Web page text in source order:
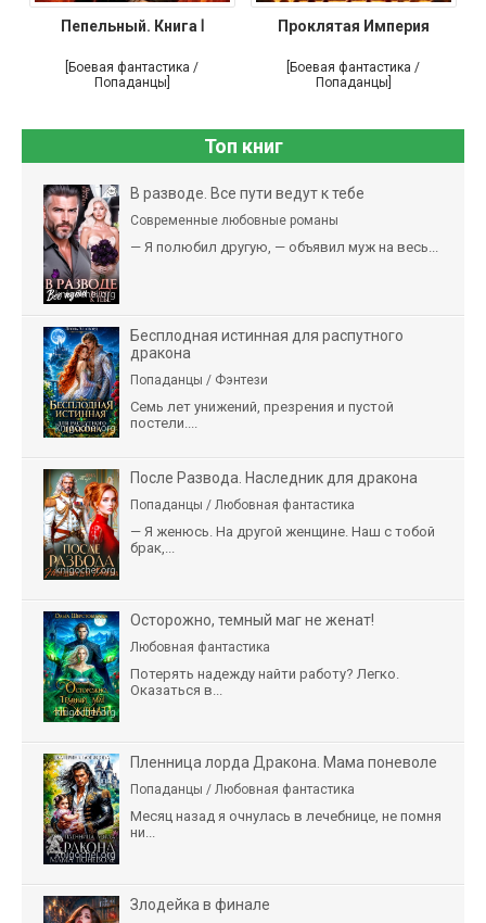
Пепельный. Книга Ⅰ
[Боевая фантастика /
Попаданцы]
Проклятая Империя
[Боевая фантастика /
Попаданцы]
Топ книг
В разводе. Все пути ведут к тебе
Современные любовные романы
— Я полюбил другую, — объявил муж на весь...
Бесплодная истинная для распутного
дракона
Попаданцы / Фэнтези
Семь лет унижений, презрения и пустой
постели....
После Развода. Наследник для дракона
Попаданцы / Любовная фантастика
— Я женюсь. На другой женщине. Наш с тобой
брак,...
Осторожно, темный маг не женат!
Любовная фантастика
Потерять надежду найти работу? Легко.
Оказаться в...
Пленница лорда Дракона. Мама поневоле
Попаданцы / Любовная фантастика
Месяц назад я очнулась в лечебнице, не помня
ни...
Злодейка в финале